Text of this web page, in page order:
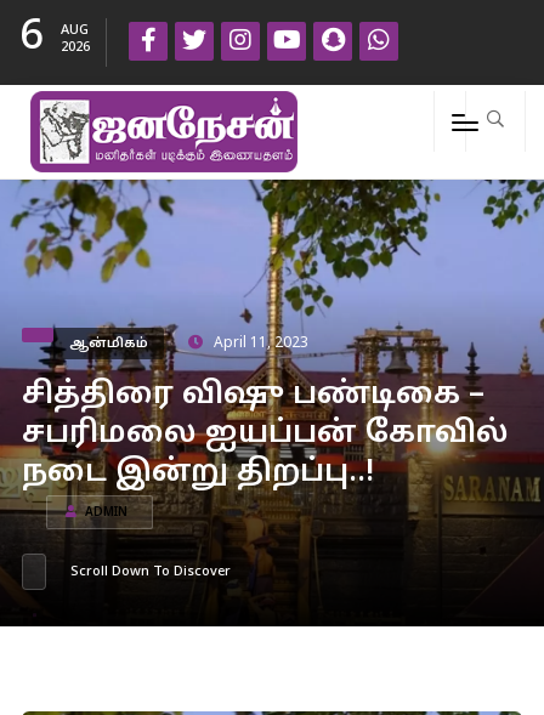
6
AUG
2026
ஆன்மிகம் April 11, 2023
சித்திரை விஷு பண்டிகை –
சபரிமலை ஐயப்பன் கோவில்
நடை இன்று திறப்பு..!
ADMIN
Scroll Down To Discover